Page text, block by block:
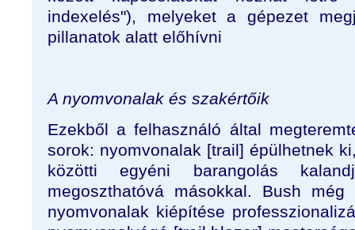
indexelés"), melyeket a gépezet
pillanatok alatt előhívni
A nyomvonalak és szakértőik
Ezekből a felhasználó által
sorok: nyomvonalak [trail] épülhetnek
közötti egyéni barangolás
megoszthatóvá másokkal. Bush
nyomvonalak kiépítése